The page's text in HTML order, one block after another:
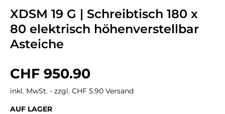
XDSM 19 G | Schreibtisch 180 x
80 elektrisch höhenverstellbar
Asteiche
Normaler Preis
CHF 950.90
inkl. MwSt. - zzgl. CHF 5.90 Versand
AUF LAGER